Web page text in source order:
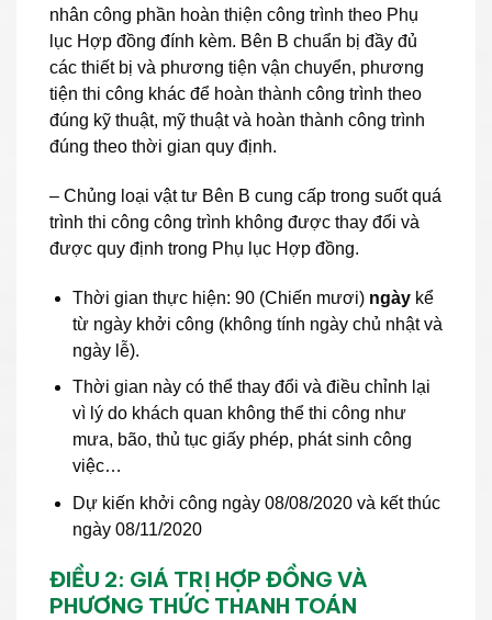
nhân công phần hoàn thiện công trình theo Phụ
lục Hợp đồng đính kèm. Bên B chuẩn bị đầy đủ
các thiết bị và phương tiện vận chuyển, phương
tiện thi công khác để hoàn thành công trình theo
đúng kỹ thuật, mỹ thuật và hoàn thành công trình
đúng theo thời gian quy định.
– Chủng loại vật tư Bên B cung cấp trong suốt quá
trình thi công công trình không được thay đổi và
được quy định trong Phụ lục Hợp đồng.
Thời gian thực hiện: 90 (Chiến mươi) ngàykể
từ ngày khởi công (không tính ngày chủ nhật và
ngày lễ).
Thời gian này có thể thay đổi và điều chỉnh lại
vì lý do khách quan không thể thi công như
mưa, bão, thủ tục giấy phép, phát sinh công
việc…
Dự kiến khởi công ngày 08/08/2020 và kết thúc
ngày 08/11/2020
ĐIỀU 2: GIÁ TRỊ HỢP ĐỒNG VÀ
PHƯƠNG THỨC THANH TOÁN